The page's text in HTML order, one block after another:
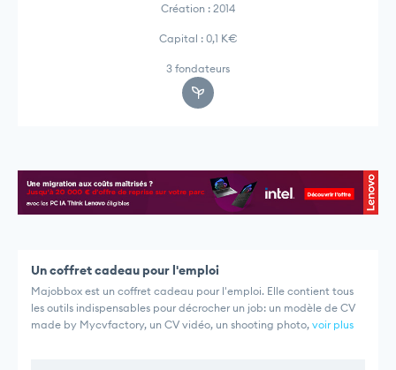
Création : 2014
Capital : 0,1 K€
3 fondateurs
Un coffret cadeau pour l'emploi
Majobbox est un coffret cadeau pour l'emploi. Elle contient tous
les outils indispensables pour décrocher un job: un modèle de CV
made by Mycvfactory, un CV vidéo, un shooting photo, voir plus